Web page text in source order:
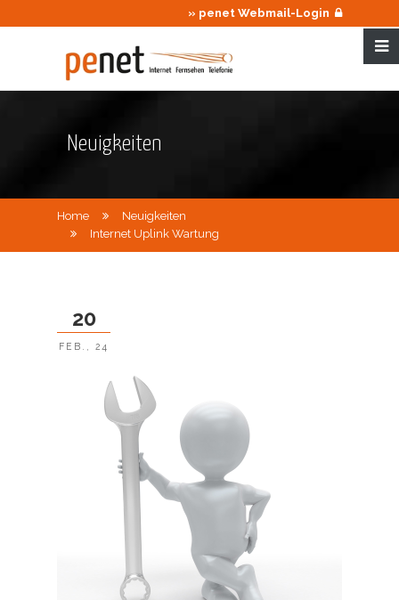
» penet Webmail-Login
Neuigkeiten
Home
Neuigkeiten
Internet Uplink Wartung
20
FEB., 24